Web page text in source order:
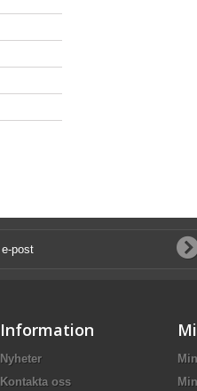
Information
Nyheter
Kontakta oss